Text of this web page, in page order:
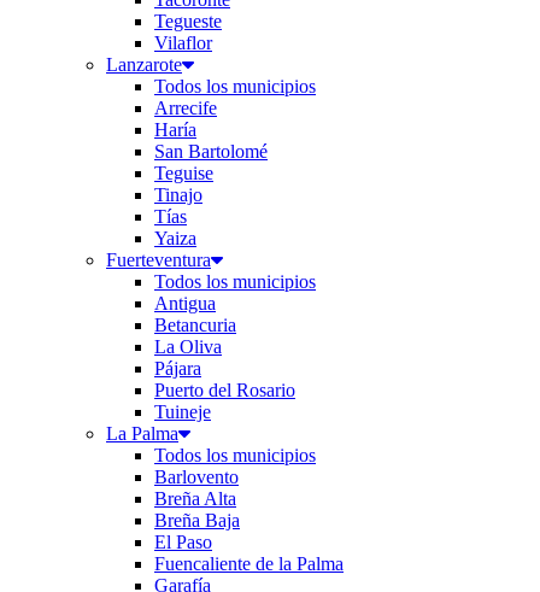
Tegueste
Vilaflor
Lanzarote
Todos los municipios
Arrecife
Haría
San Bartolomé
Teguise
Tinajo
Tías
Yaiza
Fuerteventura
Todos los municipios
Antigua
Betancuria
La Oliva
Pájara
Puerto del Rosario
Tuineje
La Palma
Todos los municipios
Barlovento
Breña Alta
Breña Baja
El Paso
Fuencaliente de la Palma
Garafía